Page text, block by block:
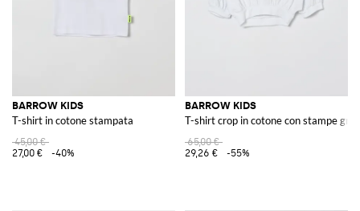
BARROW KIDS
T-shirt in cotone stampata
45,00 €
27,00 €
-40%
BARROW KIDS
T-shirt crop in cotone con stampe
65,00 €
29,26 €
-55%